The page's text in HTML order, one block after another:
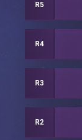
R5
R4
R3
R2